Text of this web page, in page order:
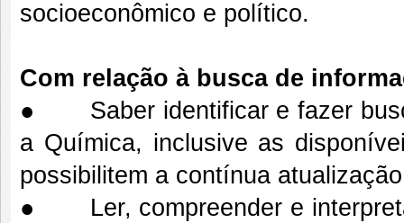
socioeconômico e político.
Com relação à busca de
● Saber identificar e fazer
a Química, inclusive as
possibilitem a contínua
● Ler, compreender e